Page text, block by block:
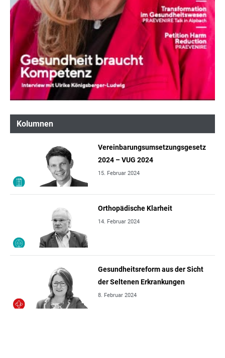
Kolumnen
Vereinbarungsumsetzungsgesetz
2024 – VUG 2024
15. Februar 2024
Orthopädische Klarheit
14. Februar 2024
Gesundheitsreform aus der Sicht
der Seltenen Erkrankungen
8. Februar 2024